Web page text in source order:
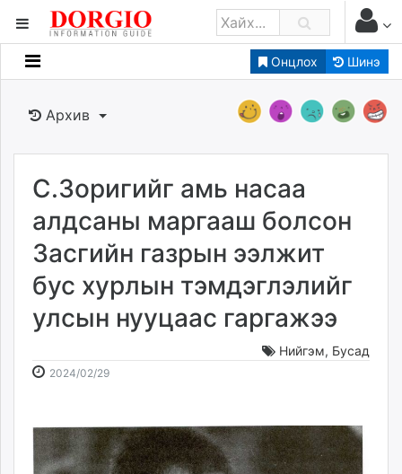
Онцлох Шинэ
Мэдээллийн
Банк санхүү
Бизнес ААН
Төрийн
Нийслэлийн
dorgio.mn
Gogo.mn
caak.mn
news.mn
Baabar.mn
mnb.mn
Livetv.mn
Архив
С.Зоригийг амь насаа
алдсаны маргааш болсон
Засгийн газрын ээлжит
бус хурлын тэмдэглэлийг
улсын нууцаас гаргажээ
Нийгэм, Бусад
2024/02/292024-
17:28:11
2026-
23:37:22